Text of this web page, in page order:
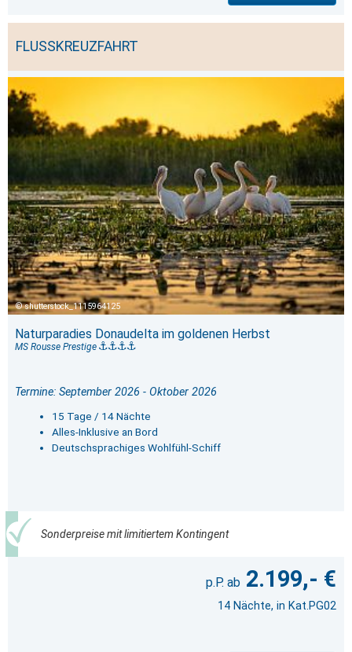
FLUSSKREUZFAHRT
shutterstock_1115964125
Naturparadies Donaudelta im goldenen Herbst
MS Rousse Prestige
Termine: September 2026 - Oktober 2026
15 Tage / 14 Nächte
Alles-Inklusive an Bord
Deutschsprachiges Wohlfühl-Schiff
Sonderpreise mit limitiertem Kontingent
2.199,- €
14 Nächte, in Kat.PG02